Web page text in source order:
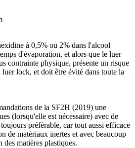
à 0,5% ou 2% dans l'alcool
d'évaporation, et alors que le luer
contrainte physique, présente un risque
lock, et doit être évité dans toute la
de la SF2H (2019) une
(lorsqu'elle est nécessaire) avec de
préférable, car tout aussi efficace
de matériaux inertes et avec beaucoup
matières plastiques.